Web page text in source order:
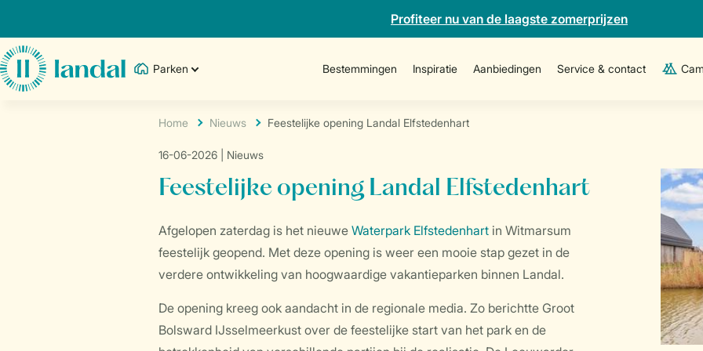
Profiteer nu van de laagste zomerprijzen
Parken Bestemmingen Inspiratie Aanbiedingen Service & contact
Home Nieuws Feestelijke opening Landal Elfstedenhart
16-06-2026 | Nieuws
Feestelijke opening Landal Elfstedenhart
Afgelopen zaterdag is het nieuwe Waterpark Elfstedenhart in Witmarsum
feestelijk geopend. Met deze opening is weer een mooie stap gezet in de
verdere ontwikkeling van hoogwaardige vakantieparken binnen Landal.
De opening kreeg ook aandacht in de regionale media. Zo berichtte Groot
Bolsward IJsselmeerkust over de feestelijke start van het park en de